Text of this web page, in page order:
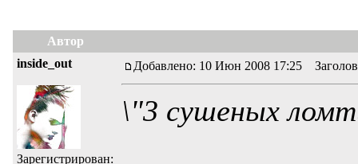
Автор
inside_out
Зарегистрирован:
Добавлено: 10 Июн 2008 17:25
\"3 сушеных